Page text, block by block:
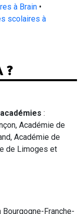
à Brain •
scolaires à
?
académies :
Académie de
Académie de
de Limoges et
Franche-